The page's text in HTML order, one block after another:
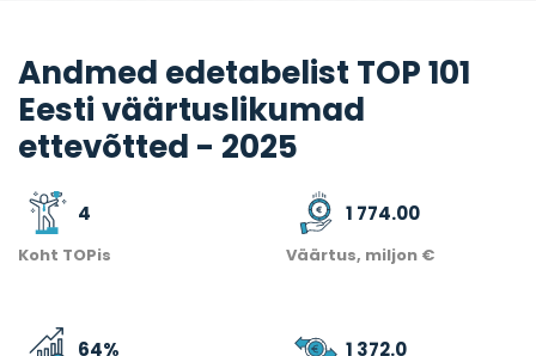
Andmed edetabelist TOP 101
Eesti väärtuslikumad
ettevõtted - 2025
4
Koht TOPis
1 774.00
Väärtus, miljon €
64% 1 372.0